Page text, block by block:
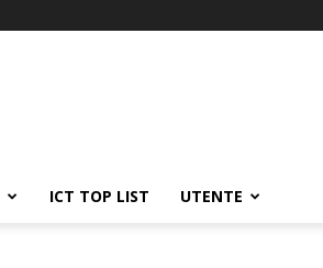
ICT TOP LIST UTENTE